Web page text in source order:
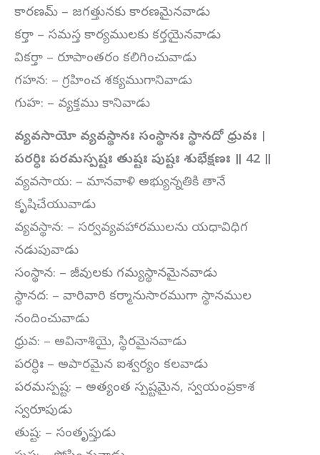
కారణమ్ – జగత్తునకు కారణమైనవాడు
కర్తా – సమస్త కార్యములకు కర్తయైనవాడు
వికర్తా – రూపాంతరం కలిగించువాడు
గహన: – గ్రహించ శక్యముగానివాడు
గుహ: – వ్యక్తము కానివాడు
వ్యవసాయో వ్యవస్థానః సంస్థానః స్థానదో ధ్రువః ।
పరర్ధిః పరమస్పష్టః తుష్టః పుష్టః శుభేక్షణః ॥ 42 ॥
వ్యవసాయ: – మానవాళి అభ్యున్నతికి తానే
కృషిచేయువాడు
వ్యవస్థాన: – సర్వవ్యవహారములను యధావిధిగ
నడుపువాడు
సంస్థాన: – జీవులకు గమ్యస్థానమైనవాడు
స్థానద: – వారివారి కర్మానుసారముగా స్థానముల
నందించువాడు
ధ్రువ: – అవినాశియై, స్థిరమైనవాడు
పరర్ధిః – అపారమైన ఐశ్వర్యం కలవాడు
పరమస్పష్ట: – అత్యంత స్పష్టమైన, స్వయంప్రకాశ
స్వరూపుడు
తుష్ట: – సంతృప్తుడు